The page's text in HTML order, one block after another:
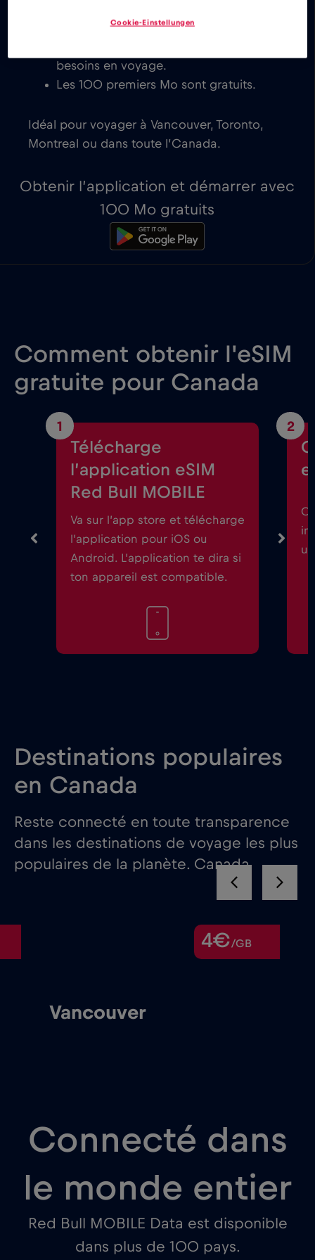
compatibles eSIM. Tu peux choisir
besoins en voyage.
Les 100 premiers Mo sont gratuits.
Idéal pour voyager à Vancouver, Toronto,
Montreal ou dans toute l’Canada.
Obtenir l’application et démarrer avec
100 Mo gratuits
Comment obtenir l'eSIM
gratuite pour Canada
1
Télécharge
l’application eSIM
Red Bull MOBILE
Va sur l’app store et télécharge
l’application pour iOS ou
Android. L’application te dira si
ton appareil est compatible.
2
Destinations populaires
en Canada
Reste connecté en toute transparence
dans les destinations de voyage les plus
populaires de la planète. Canada
4€/GB
Vancouver
Connecté dans
le monde entier
Red Bull MOBILE Data est disponible
dans plus de 100 pays.
Cookie-Einstellungen